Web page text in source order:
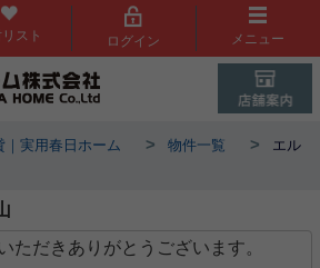
スト ログイン メニュー
実用春日ホーム > 物件一覧 >
エル
ただきありがとうございます。